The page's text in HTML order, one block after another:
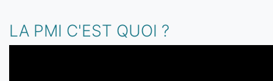
LA PMI C'EST QUOI ?